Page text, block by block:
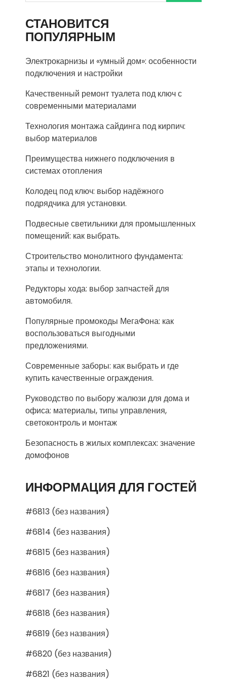
СТАНОВИТСЯ
ПОПУЛЯРНЫМ
Электрокарнизы и «умный дом»: особенности
подключения и настройки
Качественный ремонт туалета под ключ с
современными материалами
Технология монтажа сайдинга под кирпич:
выбор материалов
Преимущества нижнего подключения в
системах отопления
Колодец под ключ: выбор надёжного
подрядчика для установки.
Подвесные светильники для промышленных
помещений: как выбрать.
Строительство монолитного фундамента:
этапы и технологии.
Редукторы хода: выбор запчастей для
автомобиля.
Популярные промокоды МегаФона: как
воспользоваться выгодными
предложениями.
Современные заборы: как выбрать и где
купить качественные ограждения.
Руководство по выбору жалюзи для дома и
офиса: материалы, типы управления,
светоконтроль и монтаж
Безопасность в жилых комплексах: значение
домофонов
ИНФОРМАЦИЯ ДЛЯ ГОСТЕЙ
#6813 (без названия)
#6814 (без названия)
#6815 (без названия)
#6816 (без названия)
#6817 (без названия)
#6818 (без названия)
#6819 (без названия)
#6820 (без названия)
#6821 (без названия)